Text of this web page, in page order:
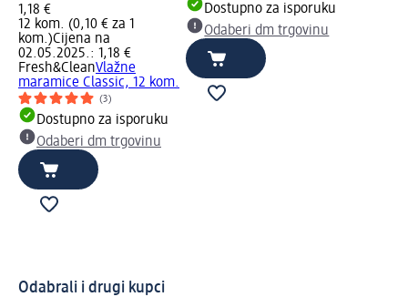
1,18 €
12 kom. (0,10 € za 1
kom.)Cijena na
02.05.2025.: 1,18 €
Fresh&CleanVlažne
maramice Classic, 12 kom.
(3)
Dostupno za isporuku
Odaberi dm trgovinu
Dostupno za isporuku
Odaberi dm trgovinu
Odabrali i drugi kupci